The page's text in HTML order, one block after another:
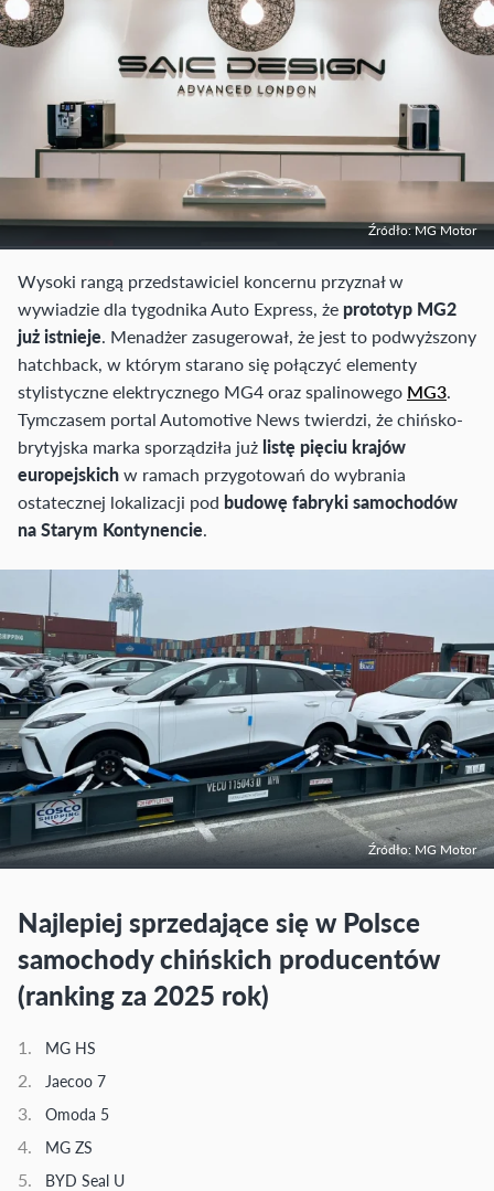
Źródło: MG Motor
Wysoki rangą przedstawiciel koncernu przyznał w
wywiadzie dla tygodnika Auto Express, że prototyp MG2
już istnieje. Menadżer zasugerował, że jest to podwyższony
hatchback, w którym starano się połączyć elementy
stylistyczne elektrycznego MG4 oraz spalinowego MG3.
Tymczasem portal Automotive News twierdzi, że chińsko-
brytyjska marka sporządziła już listę pięciu krajów
europejskichw ramach przygotowań do wybrania
ostatecznej lokalizacji pod budowę fabryki samochodów
na Starym Kontynencie.
Źródło: MG Motor
Najlepiej sprzedające się w Polsce
samochody chińskich producentów
(ranking za 2025 rok)
MG HS
Jaecoo 7
Omoda 5
MG ZS
BYD Seal U